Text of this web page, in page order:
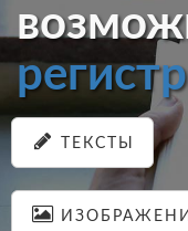
ТЕКСТЫ